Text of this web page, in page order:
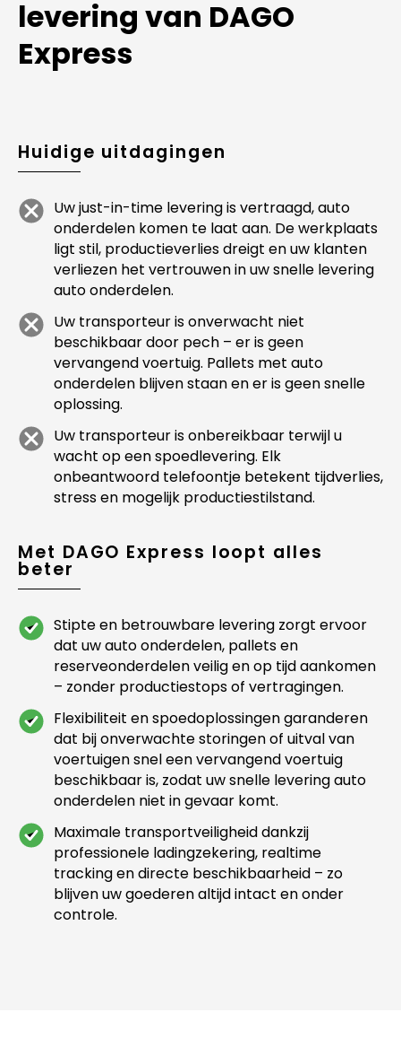
levering van DAGO
Express
Huidige uitdagingen
Uw just-in-time levering is vertraagd, auto
onderdelen komen te laat aan. De werkplaats
ligt stil, productieverlies dreigt en uw klanten
verliezen het vertrouwen in uw snelle levering
auto onderdelen.
Uw transporteur is onverwacht niet
beschikbaar door pech – er is geen
vervangend voertuig. Pallets met auto
onderdelen blijven staan en er is geen snelle
oplossing.
Uw transporteur is onbereikbaar terwijl u
wacht op een spoedlevering. Elk
onbeantwoord telefoontje betekent tijdverlies,
stress en mogelijk productiestilstand.
Met DAGO Express loopt alles
beter
Stipte en betrouwbare levering zorgt ervoor
dat uw auto onderdelen, pallets en
reserveonderdelen veilig en op tijd aankomen
– zonder productiestops of vertragingen.
Flexibiliteit en spoedoplossingen garanderen
dat bij onverwachte storingen of uitval van
voertuigen snel een vervangend voertuig
beschikbaar is, zodat uw snelle levering auto
onderdelen niet in gevaar komt.
Maximale transportveiligheid dankzij
professionele ladingzekering, realtime
tracking en directe beschikbaarheid – zo
blijven uw goederen altijd intact en onder
controle.